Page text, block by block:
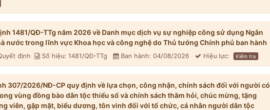
1481/QĐ-TTg năm 2026 về Danh mục dịch vụ sự nghiệp công sử dụng Ngân
nước trong lĩnh vực Khoa học và công nghệ do Thủ tướng Chính phủ ban hành
định Số hiệu: 1481/QĐ-TTg Ban hành: 04/08/2026 Hiệu lực: Kiểm tra
307/2026/NĐ-CP quy định về lựa chọn, công nhận, chính sách đối với người có
vùng đồng bào dân tộc thiểu số và chính sách thăm hỏi, chúc mừng, tặng
viên, gặp mặt, biểu dương, tôn vinh đối với tổ chức, cá nhân người dân tộc